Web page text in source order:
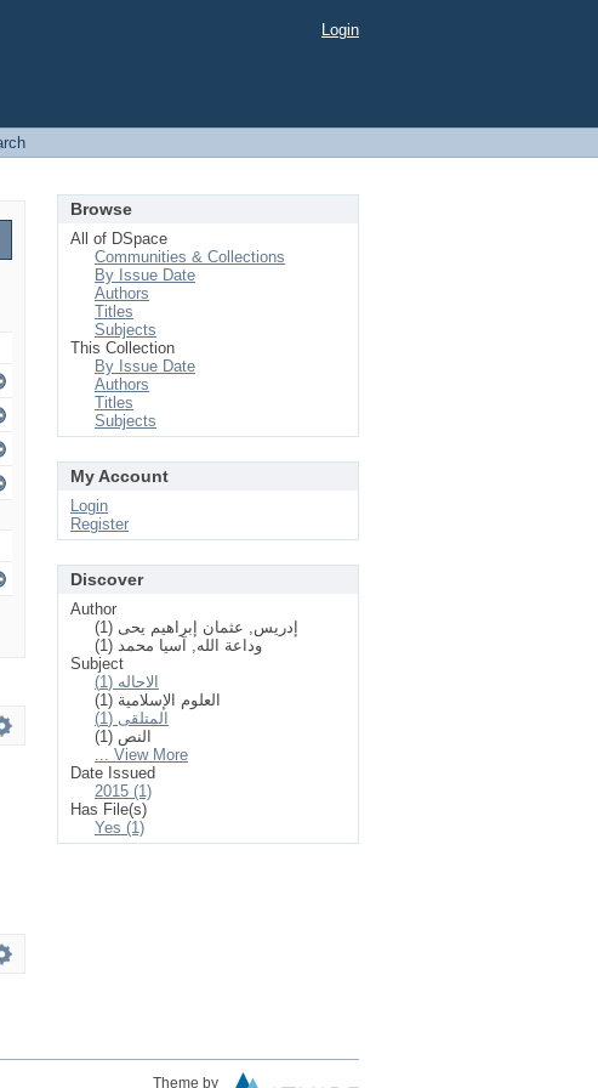
Login
Browse
All of DSpace
Communities & Collections
By Issue Date
Authors
Titles
Subjects
This Collection
By Issue Date
Authors
Titles
Subjects
My Account
Login
Register
Discover
Author
إدريس, عثمان إبراهيم يحى (1)
وداعة الله, آسيا محمد (1)
Subject
الاحاله (1)
العلوم الإسلامیة (1)
المتلقى (1)
النص (1)
... View More
Date Issued
2015 (1)
Has File(s)
Yes (1)
Theme by